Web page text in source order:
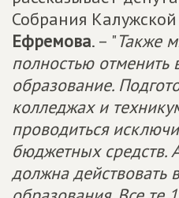
Собрания
Ефремова. – "Также
полностью отменить
образование.
колледжах и
проводиться
бюджетных средств.
должна действовать